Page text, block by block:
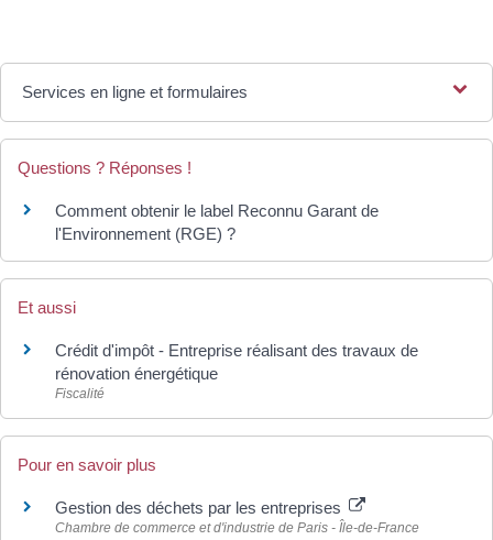
Services en ligne et formulaires
Questions ? Réponses !
Comment obtenir le label Reconnu Garant de
l'Environnement (RGE) ?
Et aussi
Crédit d'impôt - Entreprise réalisant des travaux de
rénovation énergétique
Fiscalité
Pour en savoir plus
Gestion des déchets par les entreprises
Chambre de commerce et d'industrie de Paris - Île-de-France